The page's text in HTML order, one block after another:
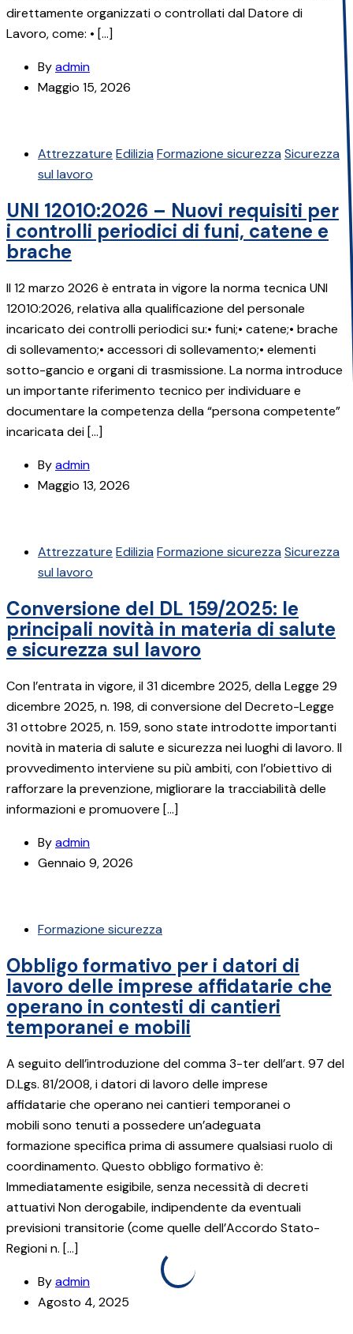
direttamente organizzati o controllati dal Datore di
Lavoro, come: • […]
Byadmin
Maggio 15, 2026
Attrezzature Edilizia Formazione sicurezza Sicurezza
sul lavoro
UNI 12010:2026 – Nuovi requisiti per
i controlli periodici di funi, catene e
brache
Il 12 marzo 2026 è entrata in vigore la norma tecnica UNI
12010:2026, relativa alla qualificazione del personale
incaricato dei controlli periodici su:• funi;• catene;• brache
di sollevamento;• accessori di sollevamento;• elementi
sotto-gancio e organi di trasmissione. La norma introduce
un importante riferimento tecnico per individuare e
documentare la competenza della “persona competente”
incaricata dei […]
Byadmin
Maggio 13, 2026
Attrezzature Edilizia Formazione sicurezza Sicurezza
sul lavoro
Conversione del DL 159/2025: le
principali novità in materia di salute
e sicurezza sul lavoro
Con l’entrata in vigore, il 31 dicembre 2025, della Legge 29
dicembre 2025, n. 198, di conversione del Decreto-Legge
31 ottobre 2025, n. 159, sono state introdotte importanti
novità in materia di salute e sicurezza nei luoghi di lavoro. Il
provvedimento interviene su più ambiti, con l’obiettivo di
rafforzare la prevenzione, migliorare la tracciabilità delle
informazioni e promuovere […]
Byadmin
Gennaio 9, 2026
Formazione sicurezza
Obbligo formativo per i datori di
lavoro delle imprese affidatarie che
operano in contesti di cantieri
temporanei e mobili
A seguito dell’introduzione del comma 3-ter dell’art. 97 del
D.Lgs. 81/2008, i datori di lavoro delle imprese
affidatarie che operano nei cantieri temporanei o
mobili sono tenuti a possedere un’adeguata
formazione specifica prima di assumere qualsiasi ruolo di
coordinamento. Questo obbligo formativo è:
Immediatamente esigibile, senza necessità di decreti
attuativi Non derogabile, indipendente da eventuali
previsioni transitorie (come quelle dell’Accordo Stato-
Regioni n. […]
Byadmin
Agosto 4, 2025